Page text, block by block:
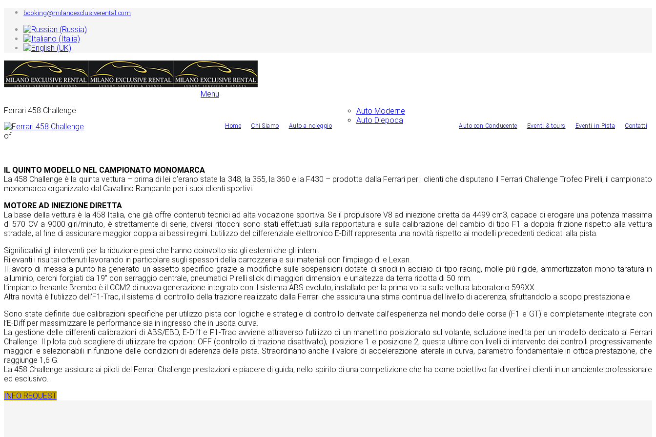
booking@milanoexclusiverental.com
Home Chi Siamo Auto a noleggio
Auto Moderne
Auto D'epoca
Auto con Conducente Eventi & tours Eventi in Pista Contatti
Ferrari 458 Challenge
of
IL QUINTO MODELLO NEL CAMPIONATO MONOMARCA
La 458 Challenge è la quinta vettura – prima di lei c’erano state la 348, la 355, la 360 e la F430 – prodotta dalla Ferrari per i clienti che disputano il Ferrari Challenge Trofeo Pirelli, il campionato
monomarca organizzato dal Cavallino Rampante per i suoi clienti sportivi.
MOTORE AD INIEZIONE DIRETTA
La base della vettura è la 458 Italia, che già offre contenuti tecnici ad alta vocazione sportiva. Se il propulsore V8 ad iniezione diretta da 4499 cm3, capace di erogare una potenza massima
di 570 CV a 9000 giri/minuto, è strettamente di serie, diversi ritocchi sono stati effettuati sulla rapportatura e sulla calibrazione del cambio di tipo F1 a doppia frizione rispetto alla vettura
stradale, al fine di assicurare maggior coppia ai bassi regimi. L’utilizzo del differenziale elettronico E-Diff rappresenta una novità rispetto ai modelli precedenti dedicati alla pista.
Significativi gli interventi per la riduzione pesi che hanno coinvolto sia gli esterni che gli interni:
Rilevanti i risultai ottenuti lavorando in particolare sugli spessori della carrozzeria e sui materiali con l’impiego di e Lexan.
Il lavoro di messa a punto ha generato un assetto specifico grazie a modifiche sulle sospensioni dotate di snodi in acciaio di tipo racing, molle più rigide, ammortizzatori mono-taratura in
alluminio, cerchi forgiati da 19’’ con serraggio centrale, pneumatici Pirelli slick di maggiori dimensioni e un’altezza da terra ridotta di 50 mm.
L’impianto frenante Brembo è il CCM2 di nuova generazione integrato con il sistema ABS evoluto, installato per la prima volta sulla vettura laboratorio 599XX.
Altra novità è l’utilizzo dell’F1-Trac, il sistema di controllo della trazione realizzato dalla Ferrari che assicura una stima continua del livello di aderenza, sfruttandolo a scopo prestazionale.
Sono state definite due calibrazioni specifiche per utilizzo pista con logiche e strategie di controllo derivate dall’esperienza nel mondo delle corse (F1 e GT) e completamente integrate con
l’E-Diff per massimizzare le performance sia in ingresso che in uscita curva.
La gestione delle differenti calibrazioni di ABS/EBD, E-Diff e F1-Trac avviene attraverso l’utilizzo di un manettino posizionato sul volante, soluzione inedita per un modello dedicato al Ferrari
Challenge. Il pilota può scegliere di utilizzare tre opzioni: OFF (controllo di trazione disattivato), posizione 1 e posizione 2, queste ultime con livelli di intervento dei controlli progressivamente
maggiori e selezionabili in funzione delle condizioni di aderenza della pista. Straordinario anche il valore di accelerazione laterale in curva, parametro fondamentale in ottica prestazione, che
raggiunge 1,6 G.
La 458 Challenge assicura ai piloti del Ferrari Challenge prestazioni e piacere di guida, nello spirito di una competizione che ha come obiettivo far divertire i clienti in un ambiente professionale
ed esclusivo.
INFO REQUEST